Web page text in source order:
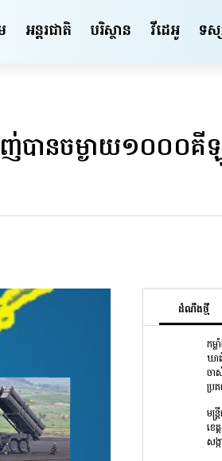
អន្តរជាតិ បរិស្ថាន វីដេអូ ទស្
បានចម្ងាយ១០០០គី
ដំណឹងថ្មី
កម្
ឃា
ចា
ប្រ
មន្
ខេ
សង្